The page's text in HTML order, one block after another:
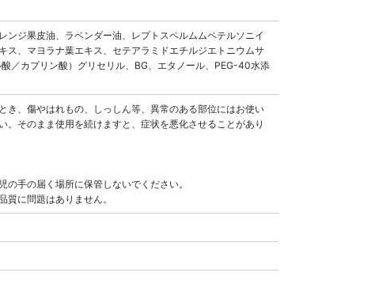
ジ果皮油、ラベンダー油、レプトスペルムムペテルソニイ
、マヨラナ葉エキス、セテアラミドエチルジエトニウムサ
／カプリン酸）グリセリル、BG、エタノール、PEG-40水添
、傷やはれもの、しっしん等、異常のある部位にはお使い
そのまま使用を続けますと、症状を悪化させることがあり
手の届く場所に保管しないでください。
に問題はありません。